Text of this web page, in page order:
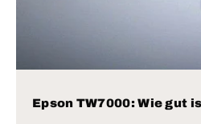
Epson TW7000: Wie gut